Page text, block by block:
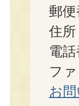
郵
住
電
フ
お